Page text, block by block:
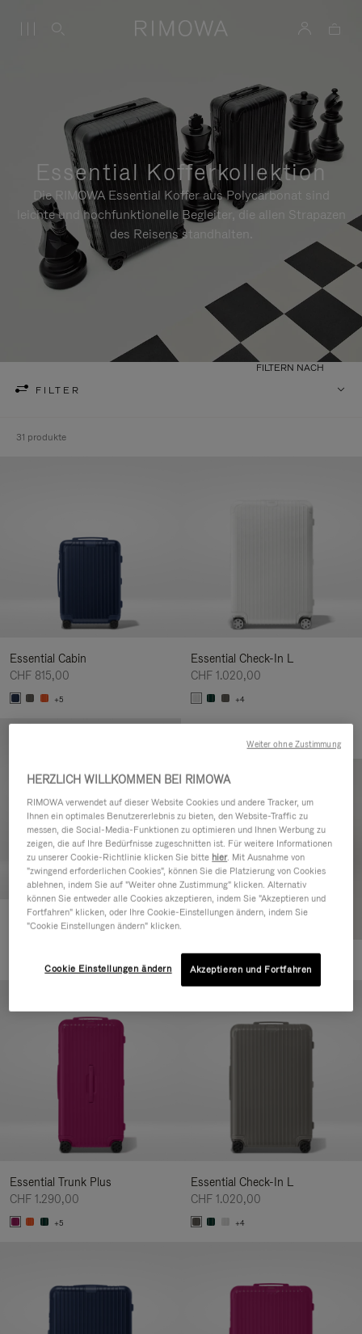
Essential Kofferkollektion
Die RIMOWA Essential Koffer aus Polycarbonat sind
leichte und hochfunktionelle Begleiter, die allen Strapazen
des Reisens standhalten.
FILTER
FILTERN NACH
31 produkte
Essential Cabin
CHF 815,00
+5
Essential Check-In L
CHF 1.020,00
+4
Essential Check-In M
Essential Trunk Plus
CHF 1.290,00
+5
Essential Check-In L
CHF 1.020,00
+4
HERZLICH WILLKOMMEN BEI RIMOWA
RIMOWA verwendet auf dieser Website Cookies und andere Tracker, um
Ihnen ein optimales Benutzererlebnis zu bieten, den Website-Traffic zu
messen, die Social-Media-Funktionen zu optimieren und Ihnen Werbung zu
zeigen, die auf Ihre Bedürfnisse zugeschnitten ist. Für weitere Informationen
zu unserer Cookie-Richtlinie klicken Sie bitte hier. Mit Ausnahme von
"zwingend erforderlichen Cookies", können Sie die Platzierung von Cookies
ablehnen, indem Sie auf "Weiter ohne Zustimmung" klicken. Alternativ
können Sie entweder alle Cookies akzeptieren, indem Sie "Akzeptieren und
Fortfahren" klicken, oder Ihre Cookie-Einstellungen ändern, indem Sie
"Cookie Einstellungen ändern" klicken.
Cookie Einstellungen ändern Akzeptieren und Fortfahren
Weiter ohne Zustimmung